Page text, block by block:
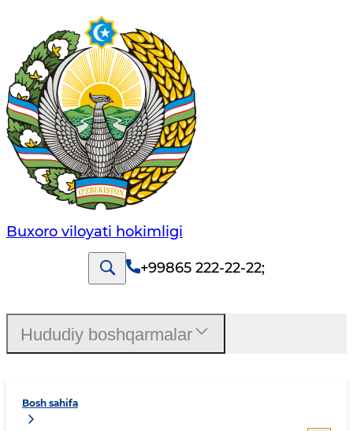
Buxoro viloyati hokimligi
+99865 222-22-22;
Bosh sahifa
Hududiy boshqarmalar